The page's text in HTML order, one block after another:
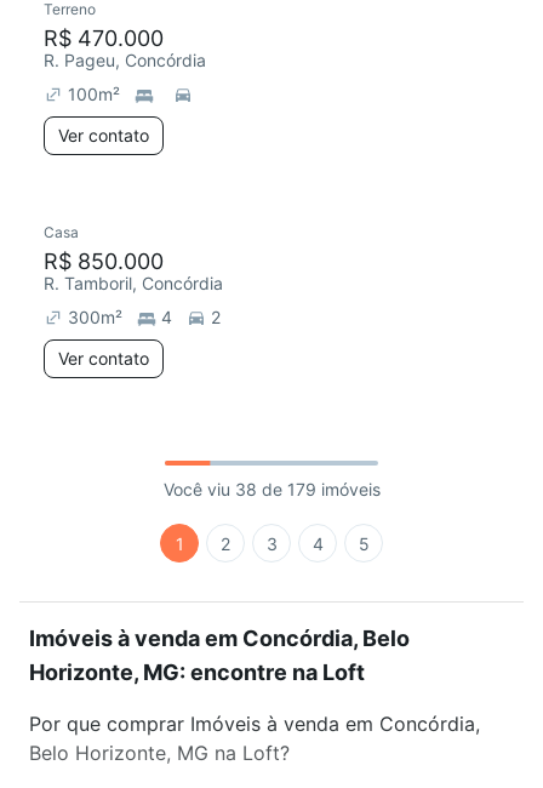
Terreno
R$ 470.000
R. Pageu, Concórdia
100m²
Ver contato
Casa
R$ 850.000
R. Tamboril, Concórdia
300m² 4
2
Ver contato
Você viu 38 de 179 imóveis
1 2 3 4 5
Imóveis à venda em Concórdia, Belo
Horizonte, MG: encontre na Loft
Por que comprar Imóveis à venda em Concórdia,
Belo Horizonte, MG na Loft?